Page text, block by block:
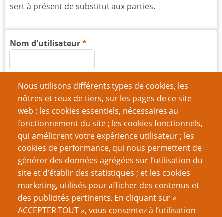
Nous utilisons différents types de cookies, les
nôtres et ceux de tiers, sur les pages de ce site
web : les cookies essentiels, nécessaires au
fonctionnement du site ; les cookies fonctionnels,
qui améliorent votre expérience utilisateur ; les
cookies de performance, qui nous permettent de
générer des données agrégées sur l’utilisation du
site et d’établir des statistiques ; et les cookies
marketing, utilisés pour afficher des contenus et
des publicités pertinents. En cliquant sur «
ACCEPTER TOUT », vous consentez à l’utilisation
sert à présent de substitut aux parties.
Nom d'utilisateur
Mot de passe
Créer un nouveau compte
Réinitialiser votre mot de passe
VOUS AIMEREZ AUSSI